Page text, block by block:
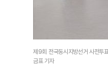
제9회 전국동시지방선거 사전투
금표 기자